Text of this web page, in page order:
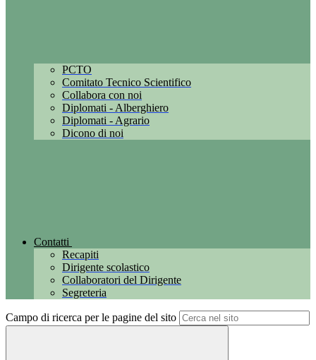
PCTO
Comitato Tecnico Scientifico
Collabora con noi
Diplomati - Alberghiero
Diplomati - Agrario
Dicono di noi
Contatti
Recapiti
Dirigente scolastico
Collaboratori del Dirigente
Segreteria
Campo di ricerca per le pagine del sito